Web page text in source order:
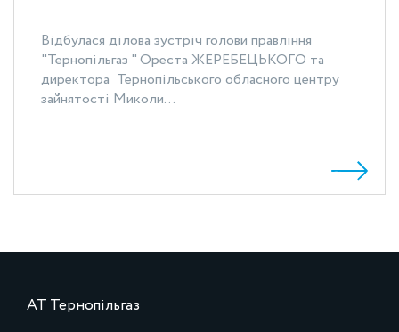
Відбулася ділова зустріч голови правління
"Тернопільгаз " Ореста ЖЕРЕБЕЦЬКОГО та
директора Тернопільського обласного центру
зайнятості Миколи...
АТ Тернопільгаз